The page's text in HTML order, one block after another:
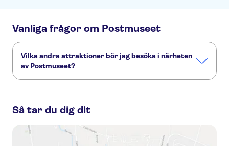
Vanliga frågor om Postmuseet
Vilka andra attraktioner bör jag besöka i närheten
av Postmuseet?
Harry Potter tours from London
London West End
Tower of London
Så tar du dig dit